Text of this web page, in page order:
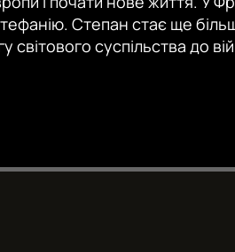
Степан стає ще
суспільства до